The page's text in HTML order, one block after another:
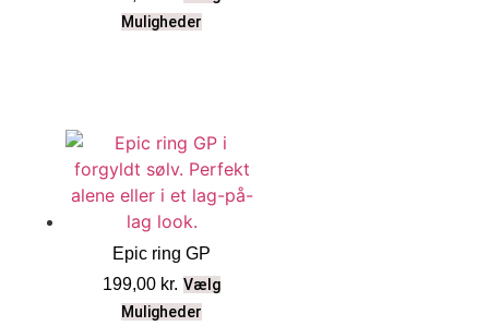
Muligheder
Epic ring GP
199,00 kr. Vælg
Muligheder